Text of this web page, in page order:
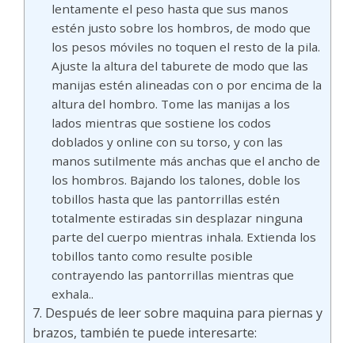
lentamente el peso hasta que sus manos
estén justo sobre los hombros, de modo que
los pesos móviles no toquen el resto de la pila.
Ajuste la altura del taburete de modo que las
manijas estén alineadas con o por encima de la
altura del hombro. Tome las manijas a los
lados mientras que sostiene los codos
doblados y online con su torso, y con las
manos sutilmente más anchas que el ancho de
los hombros. Bajando los talones, doble los
tobillos hasta que las pantorrillas estén
totalmente estiradas sin desplazar ninguna
parte del cuerpo mientras inhala. Extienda los
tobillos tanto como resulte posible
contrayendo las pantorrillas mientras que
exhala..
Después de leer sobre maquina para piernas y
brazos, también te puede interesarte: